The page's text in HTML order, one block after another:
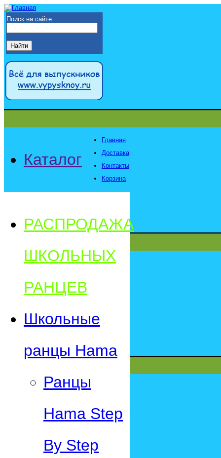
Поиск на сайте:
Каталог
Главная
Доставка
Контакты
Корзина
РАСПРОДАЖА
ШКОЛЬНЫХ
РАНЦЕВ
Школьные
ранцы Hama
Ранцы
Hama Step
By Step